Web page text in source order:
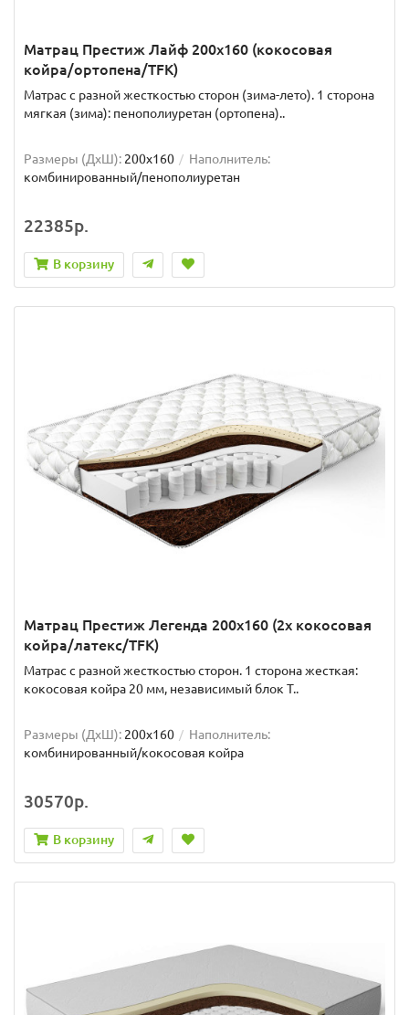
Матрац Престиж Лайф 200x160 (кокосовая
койра/ортопена/TFK)
Матрас с разной жесткостью сторон (зима-лето). 1 сторона
мягкая (зима): пенополиуретан (ортопена)..
Размеры (ДxШ): 200x160
Наполнитель:
комбинированный/пенополиуретан
22385р.
В корзину
Матрац Престиж Легенда 200x160 (2x кокосовая
койра/латекс/TFK)
Матрас с разной жесткостью сторон. 1 сторона жесткая:
кокосовая койра 20 мм, независимый блок T..
Размеры (ДxШ): 200x160
Наполнитель:
комбинированный/кокосовая койра
30570р.
В корзину